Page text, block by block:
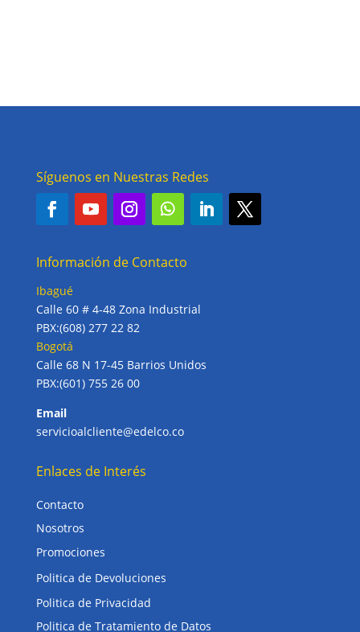
Síguenos en Nuestras Redes
Información de Contacto
Ibagué
Calle 60 # 4-48 Zona Industrial
PBX:(608) 277 22 82
Bogotá
Calle 68 N 17-45 Barrios Unidos
PBX:(601) 755 26 00
Email
servicioalcliente@edelco.co
Enlaces de Interés
Contacto
Nosotros
Promociones
Politica de Devoluciones
Politica de Privacidad
Politica de Tratamiento de Datos